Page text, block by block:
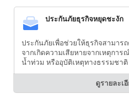
ประกันภัยธุรกิจหยุดชะงัก
ประกันภัยเพื่อช่วยให้ธุรกิจสามาร
จากเกิดความเสียหายจากเหตุกา
น้ำท่วม หรืออุบัติเหตุทางธรรมชาติ
ดูรายละเ